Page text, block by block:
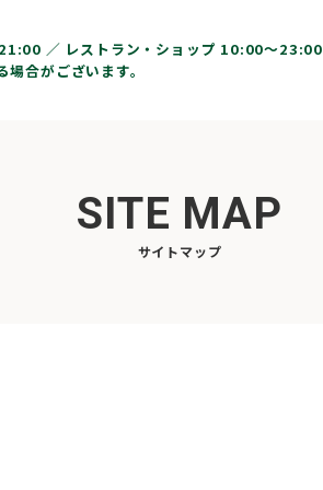
／ レストラン・ショップ 10:00～23:00
合がございます。
SITE MAP
サイトマップ